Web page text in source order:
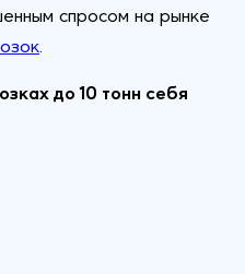
спросом на рынке
до 10 тонн себя